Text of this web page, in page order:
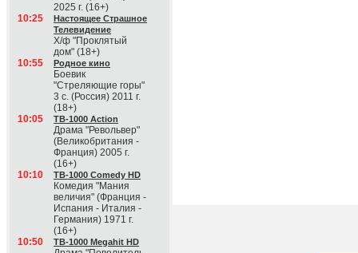
2025 г. (16+)
10:25
Настоящее Страшное
Телевидение
Х/ф "Проклятый
дом" (18+)
10:55
Родное кино
Боевик
"Стреляющие горы"
3 с. (Россия) 2011 г.
(18+)
10:05
ТВ-1000 Action
Драма "Револьвер"
(Великобритания -
Франция) 2005 г.
(16+)
10:10
ТВ-1000 Comedy HD
Комедия "Мания
величия" (Франция -
Испания - Италия -
Германия) 1971 г.
(16+)
10:50
ТВ-1000 Megahit HD